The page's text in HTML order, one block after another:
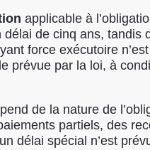
applicable à
de cinq ans, tandis
force exécutoire
par la loi, à
de la nature de
partiels, des
délai spécial n’est